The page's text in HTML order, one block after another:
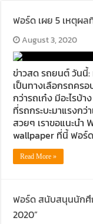
ฟอร์ด เผย 5 เหตุผล
August 3, 2020
ข่าวสด รถยนต์ วันนี้:
เป็นทางเลือกรถคร
กว่ารถเก๋ง มีอะไรบ้
ที่รถกระบะมาแรงก
สวยๆ เราขอแนะนำ
wallpaper ที่นี้ ฟอร์ด
Read More »
ฟอร์ด สนับสนุนนักศึ
2020”